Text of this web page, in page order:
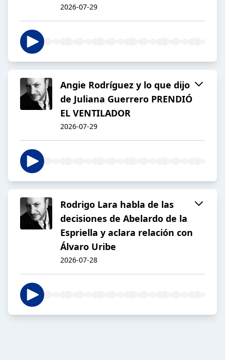
2026-07-29
Angie Rodríguez y lo que dijo
de Juliana Guerrero PRENDIÓ
EL VENTILADOR
2026-07-29
Rodrigo Lara habla de las
decisiones de Abelardo de la
Espriella y aclara relación con
Álvaro Uribe
2026-07-28